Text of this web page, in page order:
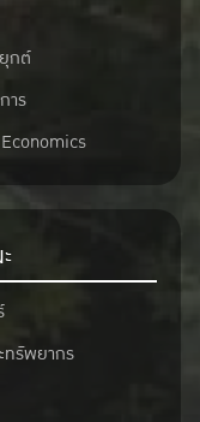
กต์
าร
ทรัพยากร